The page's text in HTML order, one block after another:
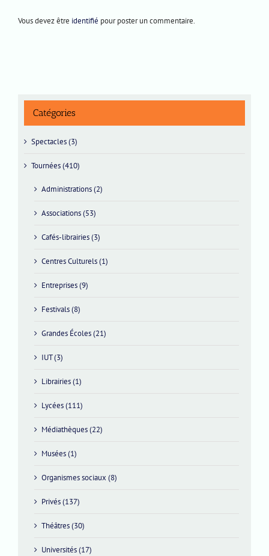
Vous devez être identifié pour poster un commentaire.
Catégories
Spectacles (3)
Tournées (410)
Administrations (2)
Associations (53)
Cafés-librairies (3)
Centres Culturels (1)
Entreprises (9)
Festivals (8)
Grandes Écoles (21)
IUT (3)
Librairies (1)
Lycées (111)
Médiathèques (22)
Musées (1)
Organismes sociaux (8)
Privés (137)
Théâtres (30)
Universités (17)